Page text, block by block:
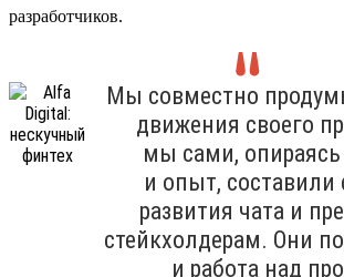
разработчиков.
Мы совместно
движения своего
мы сами, опираясь
и опыт, составили
развития чата и
стейкхолдерам. Они
и работа над